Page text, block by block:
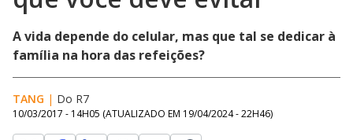
A vida depende do celular, mas que tal se dedicar à
família na hora das refeições?
TANG | Do R7
10/03/2017 - 14H05 (ATUALIZADO EM 19/04/2024 - 22H46)